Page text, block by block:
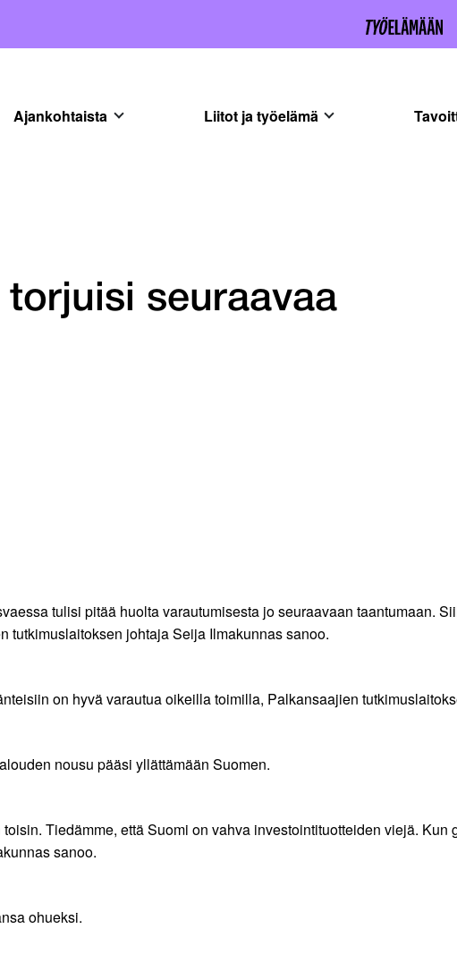
Ajankohtaista Liitot ja työelämä
seuraavaa
tulisi pitää huolta varautumisesta jo seuraavaan taantumaan.
tutkimuslaitoksen johtaja Seija Ilmakunnas sanoo.
on hyvä varautua oikeilla toimilla, Palkansaajien
nousu pääsi yllättämään Suomen.
Tiedämme, että Suomi on vahva investointituotteiden viejä.
sanoo.
ohueksi.